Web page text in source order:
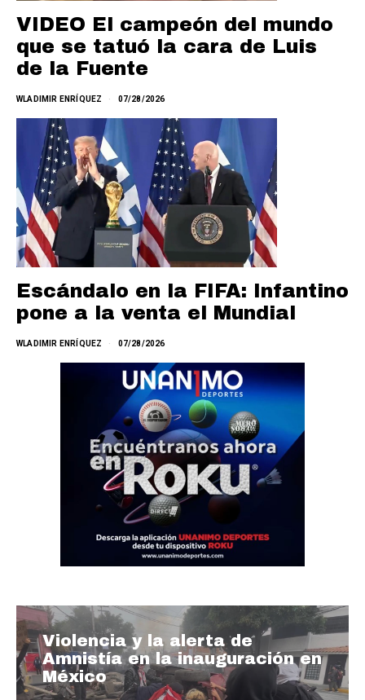
VIDEO El campeón del mundo
que se tatuó la cara de Luis
de la Fuente
WLADIMIR ENRÍQUEZ 07/28/2026
Escándalo en la FIFA: Infantino
pone a la venta el Mundial
WLADIMIR ENRÍQUEZ 07/28/2026
Violencia y la alerta de
Amnistía en la inauguración en
México